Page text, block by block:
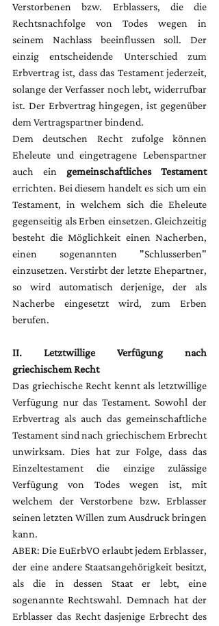
Verstorbenen bzw. Erblassers, die die
Rechtsnachfolge von Todes wegen in
seinem Nachlass beeinflussen soll. Der
einzig entscheidende Unterschied zum
Erbvertrag ist, dass das Testament jederzeit,
solange der Verfasser noch lebt, widerrufbar
ist. Der Erbvertrag hingegen, ist gegenüber
dem Vertragspartner bindend.
Dem deutschen Recht zufolge können
Eheleute und eingetragene Lebenspartner
auch ein gemeinschaftliches Testament
errichten. Bei diesem handelt es sich um ein
Testament, in welchem sich die Eheleute
gegenseitig als Erben einsetzen. Gleichzeitig
besteht die Möglichkeit einen Nacherben,
einen sogenannten "Schlusserben"
einzusetzen. Verstirbt der letzte Ehepartner,
so wird automatisch derjenige, der als
Nacherbe eingesetzt wird, zum Erben
berufen.
II. Letztwillige Verfügung nach
griechischem Recht
Das griechische Recht kennt als letztwillige
Verfügung nur das Testament. Sowohl der
Erbvertrag als auch das gemeinschaftliche
Testament sind nach griechischem Erbrecht
unwirksam. Dies hat zur Folge, dass das
Einzeltestament die einzige zulässige
Verfügung von Todes wegen ist, mit
welchem der Verstorbene bzw. Erblasser
seinen letzten Willen zum Ausdruck bringen
kann.
ABER: Die EuErbVO erlaubt jedem Erblasser,
der eine andere Staatsangehörigkeit besitzt,
als die in dessen Staat er lebt, eine
sogenannte Rechtswahl. Demnach hat der
Erblasser das Recht dasjenige Erbrecht des